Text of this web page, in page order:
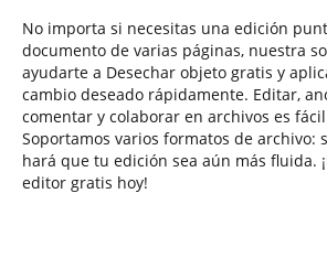
No importa si necesitas una edición
documento de varias páginas, nuestra
ayudarte a Desechar objeto gratis y
cambio deseado rápidamente. Editar,
comentar y colaborar en archivos es
Soportamos varios formatos de archivo:
hará que tu edición sea aún más fluida.
editor gratis hoy!